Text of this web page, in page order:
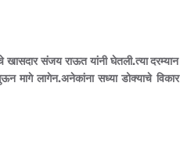
संजय राऊत यांनी घेतली.त्या दरम्यान
मागे लागेन.अनेकांना सध्या डोक्याचे विकार